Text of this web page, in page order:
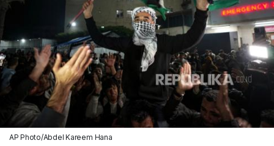
AP Photo/Abdel Kareem Hana